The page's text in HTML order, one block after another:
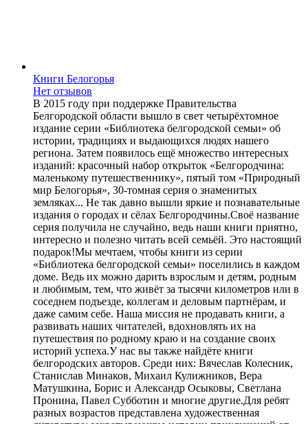
Книги Белогорья
Нет отзывов
В 2015 году при поддержке Правительства
Белгородской области вышло в свет четырёхтомное
издание серии «Библиотека белгородской семьи» об
истории, традициях и выдающихся людях нашего
региона. Затем появилось ещё множество интересных
изданий: красочный набор открыток «Белгородчина:
маленькому путешественнику», пятый том «Природный
мир Белогорья», 30-томная серия о знаменитых
земляках... Не так давно вышли яркие и познавательные
издания о городах и сёлах Белгородчины.Своё название
серия получила не случайно, ведь наши книги приятно,
интересно и полезно читать всей семьёй. Это настоящий
подарок!Мы мечтаем, чтобы книги из серии
«Библиотека белгородской семьи» поселились в каждом
доме. Ведь их можно дарить взрослым и детям, родным
и любимым, тем, что живёт за тысячи километров или в
соседнем подъезде, коллегам и деловым партнёрам, и
даже самим себе. Наша миссия не продавать книги, а
развивать наших читателей, вдохновлять их на
путешествия по родному краю и на создание своих
историй успеха.У нас вы также найдёте книги
белгородских авторов. Среди них: Вячеслав Колесник,
Станислав Минаков, Михаил Кулижников, Вера
Матушкина, Борис и Александр Осыковы, Светлана
Пронина, Павел Субботин и многие другие.Для ребят
разных возрастов представлена художественная